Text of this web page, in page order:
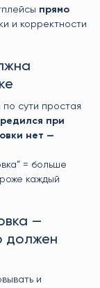
прямо
и корректности
по сути простая
при
нет —
= больше
каждый
—
должен
и